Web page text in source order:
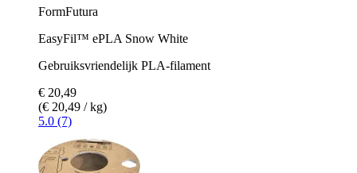
FormFutura
EasyFil™ ePLA Snow White
Gebruiksvriendelijk PLA-filament
€ 20,49
(€ 20,49 / kg)
5.0 (7)